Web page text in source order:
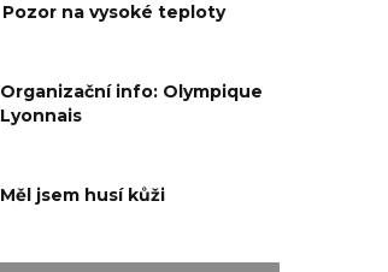
Pozor na vysoké teploty
Organizační info: Olympique
Lyonnais
Měl jsem husí kůži